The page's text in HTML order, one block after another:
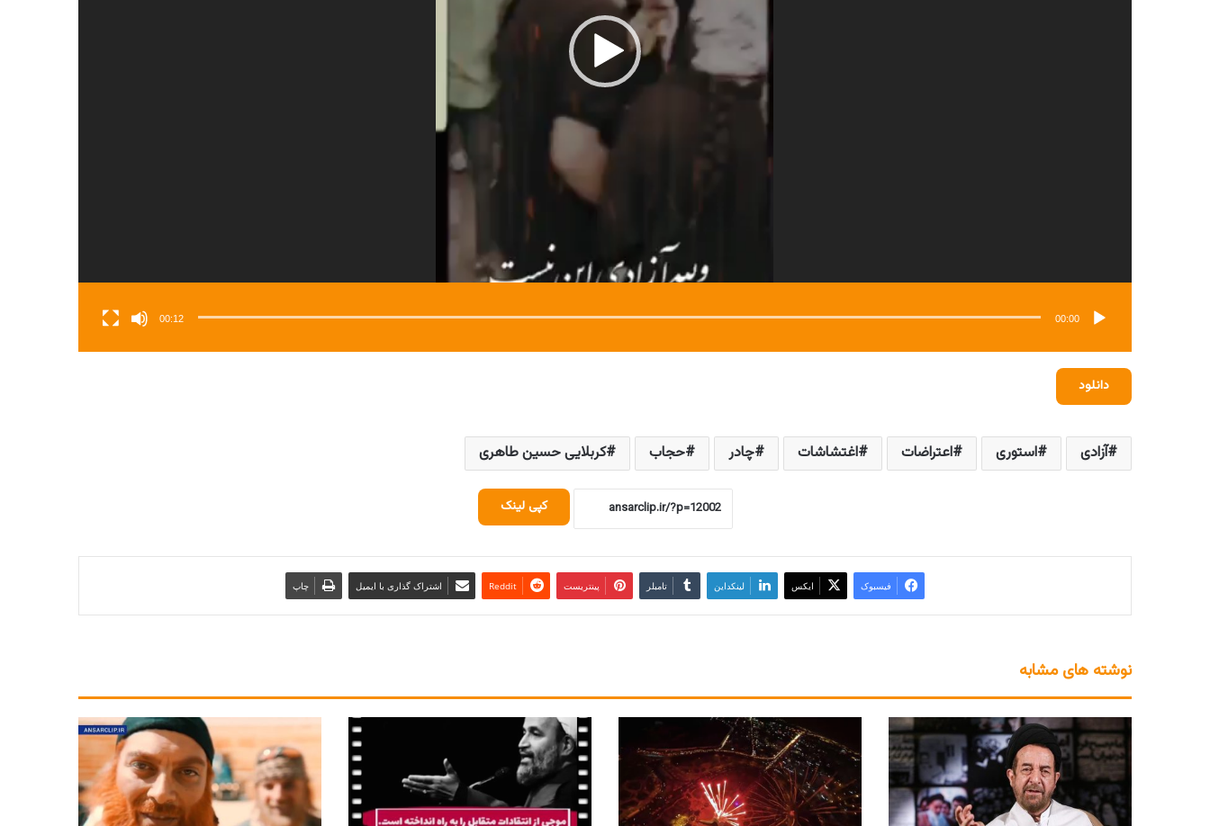
00:00
00:12
دانلود
آزادی استوری اعتراضات اغتشاشات چادر حجاب کربلایی حسین طاهری
کپی لینک
فیسبوک ایکس لینکداین تامبلر پینتریست Reddit اشتراک گذاری با ایمیل چاپ
نوشته های مشابه